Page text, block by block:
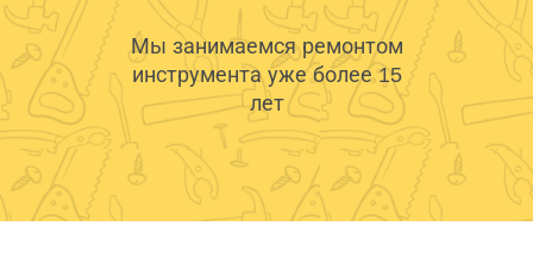
Мы занимаемся ремонтом
инструмента уже более 15
лет